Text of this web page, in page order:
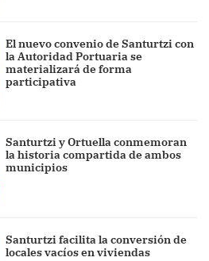
El nuevo convenio de Santurtzi con
la Autoridad Portuaria se
materializará de forma
participativa
Santurtzi y Ortuella conmemoran
la historia compartida de ambos
municipios
Santurtzi facilita la conversión de
locales vacíos en viviendas